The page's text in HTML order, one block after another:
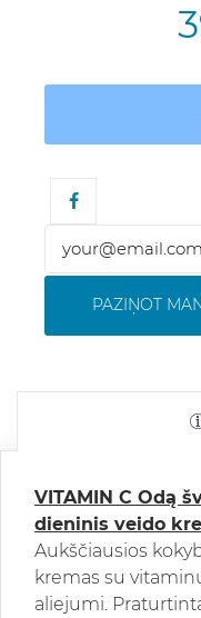
PAZIŅOT
VITAMIN C Odą
dieninis veido
Aukščiausios
kremas su
aliejumi.